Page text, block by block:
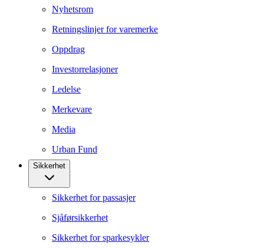
Nyhetsrom
Retningslinjer for varemerke
Oppdrag
Investorrelasjoner
Ledelse
Merkevare
Media
Urban Fund
Sikkerhet
Sikkerhet for passasjer
Sjåførsikkerhet
Sikkerhet for sparkesykler